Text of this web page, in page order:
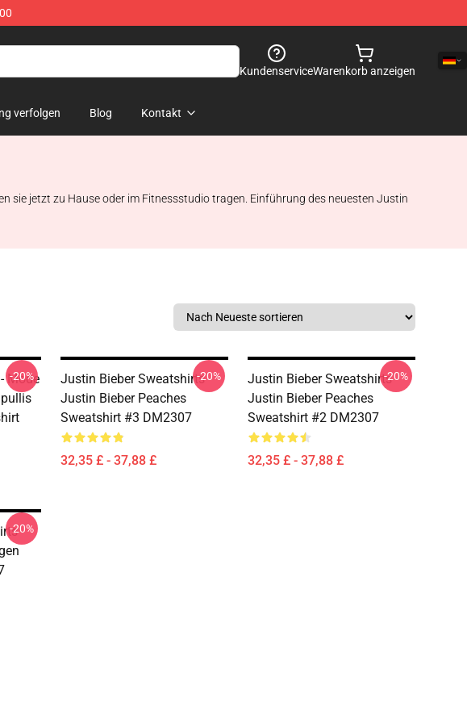
KundenserviceWarenkorb anzeigen
verfolgen Blog Kontakt
sie jetzt zu Hause oder im Fitnessstudio tragen. Einführung des neuesten Justin
Mode
-20%
Justin Bieber Sweatshirts -
Justin Bieber Peaches
Sweatshirt #3 DM2307
32,35 £ - 37,88 £
-20%
Justin Bieber Sweatshirts -
Justin Bieber Peaches
Sweatshirt #2 DM2307
32,35 £ - 37,88 £
-20%
-
-20%